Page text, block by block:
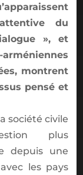
du
», et
montrent
pensé et
société civile
plus
depuis une
les pays